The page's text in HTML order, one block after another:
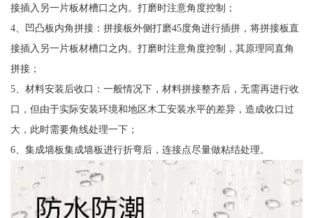
接插入另一片板材槽口之内。打磨时注意角度控制；
4、凹凸板内角拼接：拼接板外侧打磨45度角进行插拼，将拼接板直
接插入另一片板材槽口之内。打磨时注意角度控制，其原理同直角
拼接；
5、材料安装后收口：一般情况下，材料拼接整齐后，无需再进行收
口，但由于实际安装环境和地区木工安装水平的差异，造成收口过
大，此时需要角线处理一下；
6、集成墙板集成墙板进行折弯后，连接点尽量做粘结处理。